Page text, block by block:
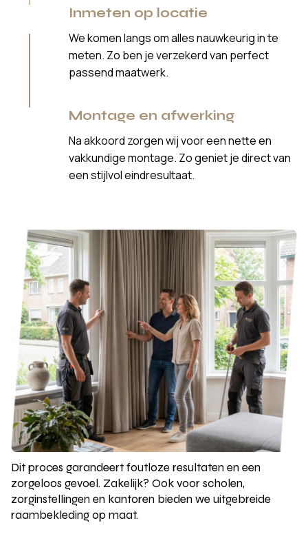
Inmeten op locatie
We komen langs om alles nauwkeurig in te
meten. Zo ben je verzekerd van perfect
passend maatwerk.
Montage en afwerking
Na akkoord zorgen wij voor een nette en
vakkundige montage. Zo geniet je direct van
een stijlvol eindresultaat.
Dit proces garandeert foutloze resultaten en een
zorgeloos gevoel. Zakelijk? Ook voor scholen,
zorginstellingen en kantoren bieden we uitgebreide
raambekleding op maat.